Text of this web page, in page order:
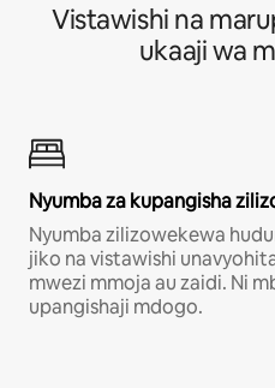
Vistawishi na
ukaaji wa
Nyumba za kupangisha
Nyumba zilizowekewa
jiko na vistawishi
mwezi mmoja au zaidi. Ni
upangishaji mdogo.